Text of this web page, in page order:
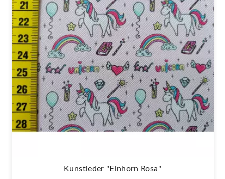
Kunstleder "Einhorn Rosa"